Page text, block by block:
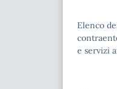
Elenco
e servizi